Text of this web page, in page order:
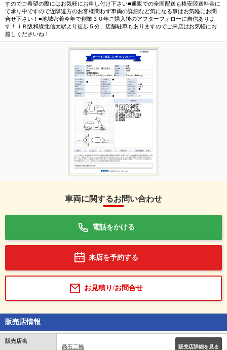
すのでご希望の際にはお気軽にお申し付け下さい■通販での全国配送も格安陸送料金に
て承り中ですので近隣遠方のお客様問わず車両の詳細など気になる事はお気軽にお問
合せ下さい！■地域密着今年で創業３０年ご購入後のアフターフォローに自信ありま
す！ＪＲ阪和線北信太駅より徒歩５分、店舗駐車もありますのでご来店はお気軽にお
越しくださいね！
車両に関するお問い合わせ
電話をかける
来店を予約する
お見積り/お問合せ
販売店情報
販売店名
高石二輪
販売店詳細を見る